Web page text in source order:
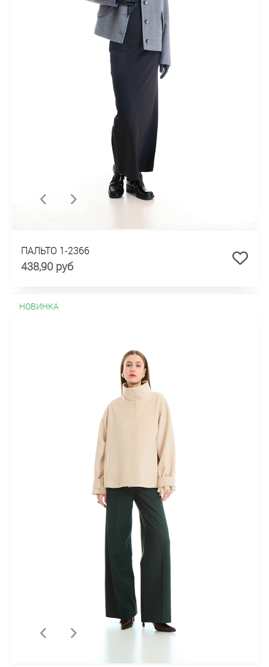
ПАЛЬТО 1-2366
438,90 руб
НОВИНКА